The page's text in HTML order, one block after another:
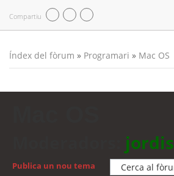
Compartiu
Índex del fòrum » Programari » Mac OS
jordis
Publica un nou tema